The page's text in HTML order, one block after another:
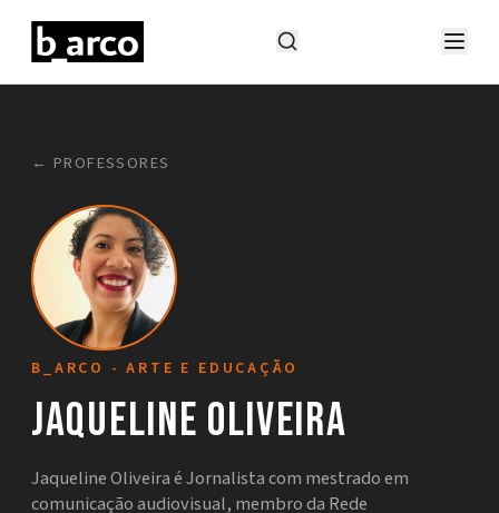
← PROFESSORES
B_ARCO - ARTE E EDUCAÇÃO
Jaqueline Oliveira
Jaqueline Oliveira é Jornalista com mestrado em
comunicação audiovisual, membro da Rede